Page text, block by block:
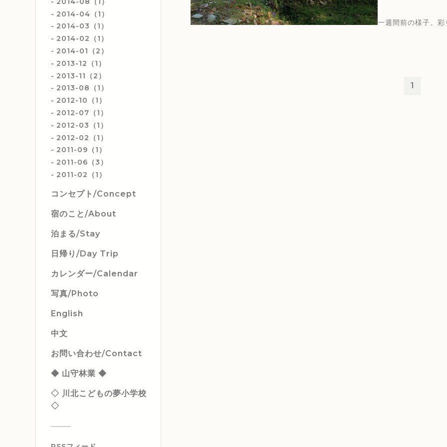
2014-04（1）
2014-03（1）
2014-02（1）
2014-01（2）
2013-12（1）
2013-11（2）
2013-08（1）
2012-10（1）
2012-07（1）
2012-03（1）
2012-02（1）
2011-09（1）
2011-06（3）
2011-02（1）
コンセプト/Concept
宿のこと/About
泊まる/Stay
日帰り/Day Trip
カレンダー/Calendar
写真/Photo
English
中文
お問い合わせ/Contact
◆ 山守林業 ◆
◇ 川北こどもの夢小学校
◇
一週間前の様子。彩
1